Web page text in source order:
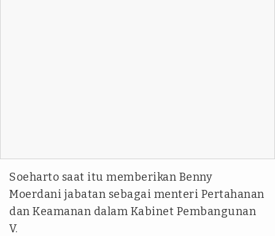
Soeharto saat itu memberikan Benny
Moerdani jabatan sebagai menteri Pertahanan
dan Keamanan dalam Kabinet Pembangunan
V.